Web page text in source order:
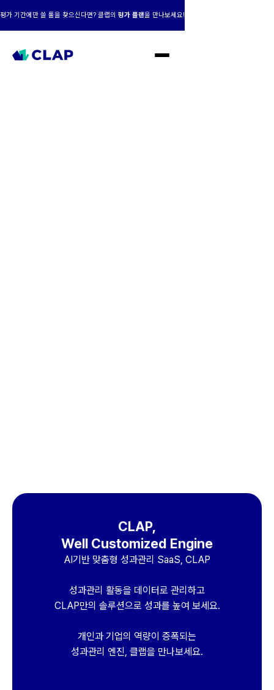
평가 기간에만 쓸 툴을 찾으신다면? 클랩의 평가 플랜을 만나보세요!
CLAP,
Well Customized Engine
AI기반 맞춤형 성과관리 SaaS, CLAP
성과관리 활동을 데이터로 관리하고
CLAP만의 솔루션으로 성과를 높여 보세요.
개인과 기업의 역량이 증폭되는
성과관리 엔진, 클랩을 만나보세요.